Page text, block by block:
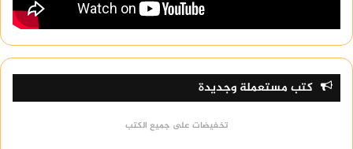
كتب مستعملة وجديدة
تخفيضات على جميع الكتب